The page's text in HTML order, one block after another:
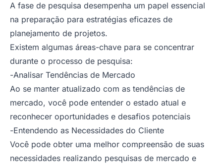
A fase de pesquisa desempenha um papel essencial
na preparação para estratégias eficazes de
planejamento de projetos.
Existem algumas áreas-chave para se concentrar
durante o processo de pesquisa:
-Analisar Tendências de Mercado
Ao se manter atualizado com as tendências de
mercado, você pode entender o estado atual e
reconhecer oportunidades e desafios potenciais
-Entendendo as Necessidades do Cliente
Você pode obter uma melhor compreensão de suas
necessidades realizando pesquisas de mercado e